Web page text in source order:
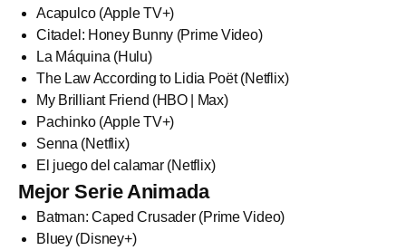
Acapulco (Apple TV+)
Citadel: Honey Bunny (Prime Video)
La Máquina (Hulu)
The Law According to Lidia Poët (Netflix)
My Brilliant Friend (HBO | Max)
Pachinko (Apple TV+)
Senna (Netflix)
El juego del calamar (Netflix)
Mejor Serie Animada
Batman: Caped Crusader (Prime Video)
Bluey (Disney+)